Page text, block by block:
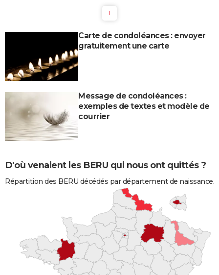
1
Carte de condoléances : envoyer
gratuitement une carte
Message de condoléances :
exemples de textes et modèle de
courrier
D'où venaient les BERU qui nous ont quittés ?
Répartition des BERU décédés par département de naissance.